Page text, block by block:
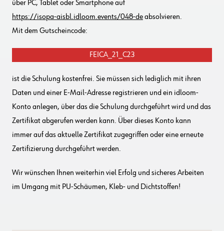
über PC, Tablet oder Smartphone auf
https://isopa-aisbl.idloom.events/048-deabsolvieren.
Mit dem Gutscheincode:
FEICA_21_C23
ist die Schulung kostenfrei. Sie müssen sich lediglich mit ihren
Daten und einer E-Mail-Adresse registrieren und ein idloom-
Konto anlegen, über das die Schulung durchgeführt wird und das
Zertifikat abgerufen werden kann. Über dieses Konto kann
immer auf das aktuelle Zertifikat zugegriffen oder eine erneute
Zertifizierung durchgeführt werden.
Wir wünschen Ihnen weiterhin viel Erfolg und sicheres Arbeiten
im Umgang mit PU-Schäumen, Kleb- und Dichtstoffen!